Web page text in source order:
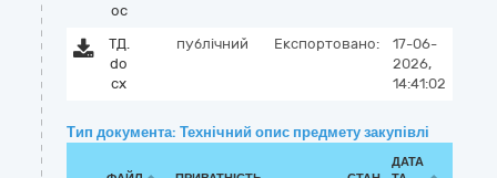
oc
ТД.
do
cx
публічний Експортовано:
17-06-
2026,
14:41:02
Тип документа: Технічний опис предмету закупівлі
ДАТА